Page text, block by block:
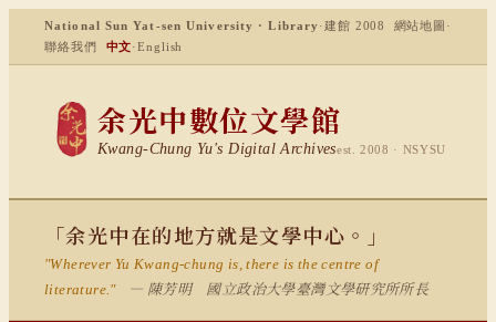
National Sun Yat-sen University · Library ·建館 2008 網站地圖 ·
聯絡我們
中文·English
余光中數位文學館
Kwang-Chung Yu's Digital Archivesest. 2008 · NSYSU
「余光中在的地方就是文學中心。」
"Wherever Yu Kwang-chung is, there is the centre of
literature."
— 陳芳明 國立政治大學臺灣文學研究所所長